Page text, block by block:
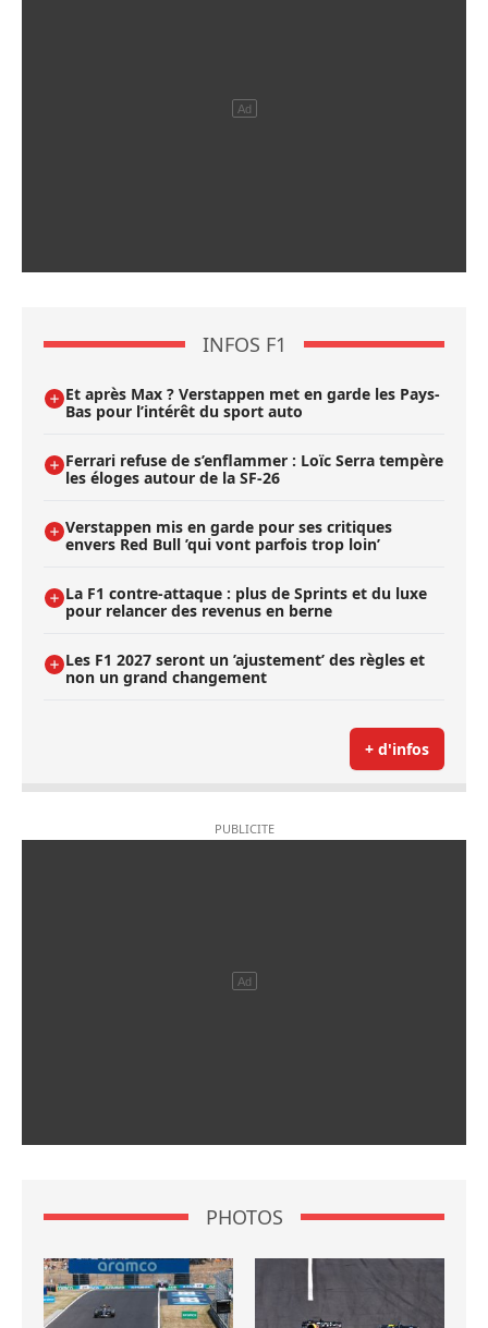
INFOS F1
Et après Max ? Verstappen met en garde les Pays-
Bas pour l’intérêt du sport auto
Ferrari refuse de s’enflammer : Loïc Serra tempère
les éloges autour de la SF-26
Verstappen mis en garde pour ses critiques
envers Red Bull ’qui vont parfois trop loin’
La F1 contre-attaque : plus de Sprints et du luxe
pour relancer des revenus en berne
Les F1 2027 seront un ’ajustement’ des règles et
non un grand changement
+ d'infos
PHOTOS